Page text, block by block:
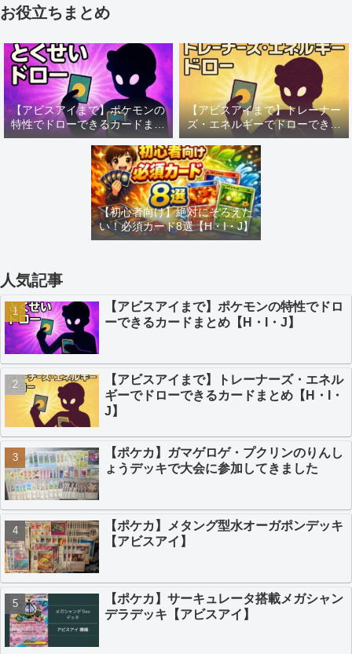
お役立ちまとめ
【アビスアイまで】ポケモンの
特性でドローできるカードまと
め【H・I・J】
【アビスアイまで】トレーナー
ズ・エネルギーでドローできる
カードまとめ【H・I・J】
【初心者向け】絶対にそろえた
い！必須カード8選【H・I・J】
人気記事
【アビスアイまで】ポケモンの特性でドロ
ーできるカードまとめ【H・I・J】
【アビスアイまで】トレーナーズ・エネル
ギーでドローできるカードまとめ【H・I・
J】
【ポケカ】ガマゲロゲ・プクリンのりんし
ょうデッキで大会に参加してきました
【ポケカ】メタング型水オーガポンデッキ
【アビスアイ】
【ポケカ】サーキュレータ搭載メガシャン
デラデッキ【アビスアイ】